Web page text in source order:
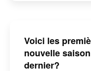
Voici les
nouvelle
dernier?